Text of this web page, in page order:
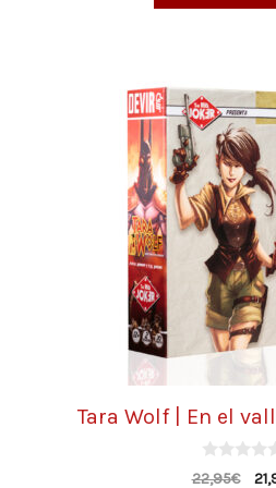
Tara Wolf | En el
0
22,95€